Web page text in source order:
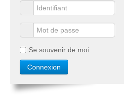
Se souvenir de moi